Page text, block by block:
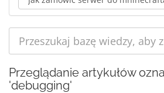
Przeglądanie artykułów
'debugging'